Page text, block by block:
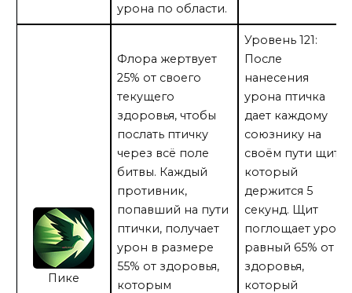
урона по области.
Пике
Флора жертвует
25% от своего
текущего
здоровья, чтобы
послать птичку
через всё поле
битвы. Каждый
противник,
попавший на пути
птички, получает
урон в размере
55% от здоровья,
которым
Уровень 121:
После
нанесения
урона птичка
дает каждому
союзнику на
своём пути щит,
который
держится 5
секунд. Щит
поглощает урон
равный 65% от
здоровья,
который